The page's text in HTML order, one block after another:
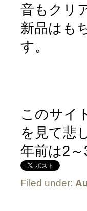
音もクリ
新品はも
す。
このサイ
を見て悲
年前は2
Filed under: